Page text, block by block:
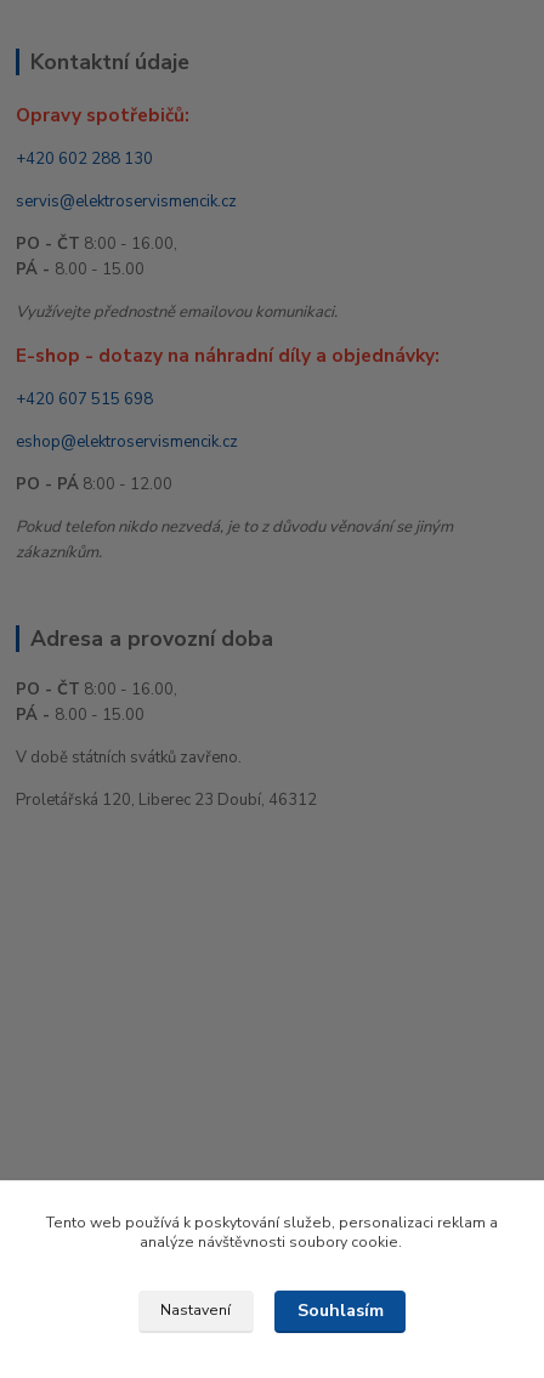
Kontaktní údaje
Opravy spotřebičů:
+420 602 288 130
servis@elektroservismencik.cz
PO - ČT 8:00 - 16.00,
PÁ - 8.00 - 15.00
Využívejte přednostně emailovou komunikaci.
E-shop - dotazy na náhradní díly a objednávky:
+420 607 515 698
eshop@elektroservismencik.cz
PO - PÁ 8:00 - 12.00
Pokud telefon nikdo nezvedá, je to z důvodu věnování se jiným
zákazníkům.
Adresa a provozní doba
PO - ČT 8:00 - 16.00,
PÁ - 8.00 - 15.00
V době státních svátků zavřeno.
Proletářská 120, Liberec 23 Doubí, 46312
Upravit sběr cookies.
Tento web používá k poskytování služeb, personalizaci reklam a
analýze návštěvnosti soubory cookie.
Nastavení Souhlasím